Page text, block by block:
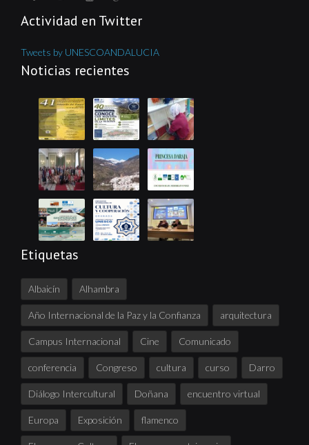
Actividad en Twitter
Tweets by UNESCOANDALUCIA
Noticias recientes
Etiquetas
Albaicín Alhambra
Año Internacional de la Paz y la Confianza arquitectura
Campus Internacional Cine Comunicado
conferencia Congreso cultura curso Darro
Diálogo Intercultural Doñana encuentro virtual
Europa Exposición flamenco